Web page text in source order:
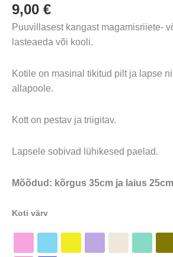
9,00 €
Puuvillasest kangast magamisriiete-
lasteaeda või kooli.
Kotile on masinal tikitud pilt ja lapse
allapoole.
Kott on pestav ja triigitav.
Lapsele sobivad lühikesed paelad.
Mõõdud: kõrgus 35cm ja laius
Koti värv